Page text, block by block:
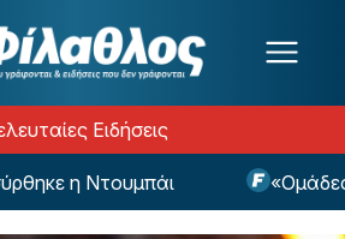
Ειδήσεις
η Ντουμπάι «Ομάδες